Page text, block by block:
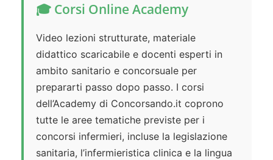
🎓 Corsi Online Academy
Video lezioni strutturate, materiale
didattico scaricabile e docenti esperti in
ambito sanitario e concorsuale per
prepararti passo dopo passo. I corsi
dell’Academy di Concorsando.it coprono
tutte le aree tematiche previste per i
concorsi infermieri, incluse la legislazione
sanitaria, l’infermieristica clinica e la lingua